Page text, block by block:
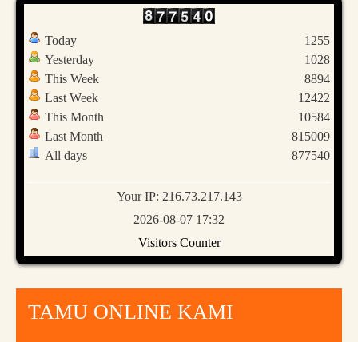
Today
Yesterday
This Week
Last Week
This Month
Last Month
All days
1255
1028
8894
12422
10584
815009
877540
Your IP: 216.73.217.143
2026-08-07 17:32
Visitors Counter
TAMU ONLINE KAMI